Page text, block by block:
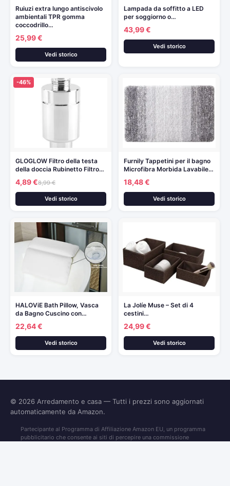
Ruiuzi extra lungo antiscivolo
ambientali TPR gomma
coccodrillo…
25,99 €
Vedi storico
Lampada da soffitto a LED
per soggiorno o…
43,99 €
Vedi storico
-46%
GLOGLOW Filtro della testa
della doccia Rubinetto Filtro…
4,89 €8,99 €
Vedi storico
Furnily Tappetini per il bagno
Microfibra Morbida Lavabile…
18,48 €
Vedi storico
HALOViE Bath Pillow, Vasca
da Bagno Cuscino con…
22,64 €
Vedi storico
La Jolíe Muse – Set di 4
cestini…
24,99 €
Vedi storico
© 2026 Arredamento e casa — Tutti i prezzi sono aggiornati
automaticamente da Amazon.
Partecipante al Programma di Affiliazione Amazon EU, un programma
pubblicitario che consente ai siti di percepire una commissione